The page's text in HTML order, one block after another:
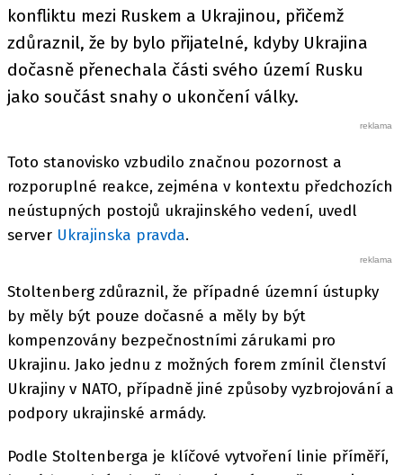
konfliktu mezi Ruskem a Ukrajinou, přičemž
zdůraznil, že by bylo přijatelné, kdyby Ukrajina
dočasně přenechala části svého území Rusku
jako součást snahy o ukončení války.
Toto stanovisko vzbudilo značnou pozornost a
rozporuplné reakce, zejména v kontextu předchozích
neústupných postojů ukrajinského vedení, uvedl
server Ukrajinska pravda.
Stoltenberg zdůraznil, že případné územní ústupky
by měly být pouze dočasné a měly by být
kompenzovány bezpečnostními zárukami pro
Ukrajinu. Jako jednu z možných forem zmínil členství
Ukrajiny v NATO, případně jiné způsoby vyzbrojování a
podpory ukrajinské armády.
Podle Stoltenberga je klíčové vytvoření linie příměří,